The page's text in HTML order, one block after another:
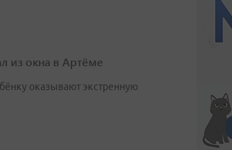
из окна в Артёме
оказывают экстренную